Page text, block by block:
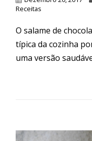
Receitas
O salame de
típica da cozinha
uma versão